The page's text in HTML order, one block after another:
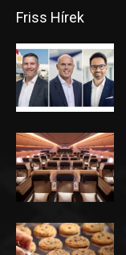
Friss Hírek